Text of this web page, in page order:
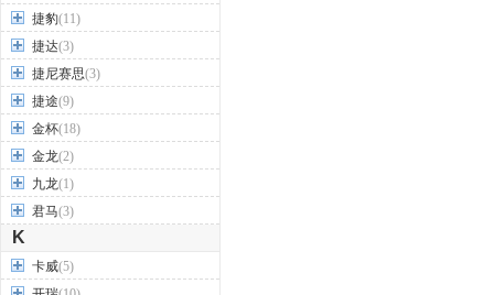
捷豹(11)
捷达(3)
捷尼赛思(3)
捷途(9)
金杯(18)
金龙(2)
九龙(1)
君马(3)
K
卡威(5)